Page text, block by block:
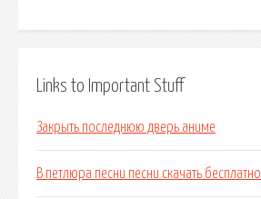
Links to Important Stuff
Закрыть последнюю дверь аниме
В петлюра песни песни скачать бесплатно